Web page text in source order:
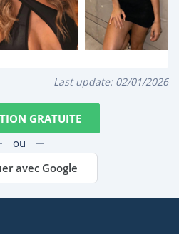
Last update: 02/01/2026
GRATUITE
ou
avec Google